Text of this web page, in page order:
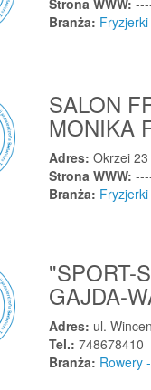
Strona WWW:
Branża: Fryzjerki
SALON
MONIKA
Adres:Okrzei 23
Strona WWW:
Branża: Fryzjerki
"SPORT-
GAJDA-
Adres: ul.
Tel.:748678410
Branża: Rowery